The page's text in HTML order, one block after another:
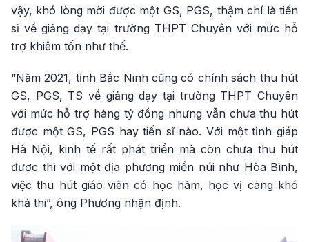
vậy, khó lòng mời được một GS, PGS, thậm chí là tiến
sĩ về giảng dạy tại trường THPT Chuyên với mức hỗ
trợ khiêm tốn như thế.
“Năm 2021, tỉnh Bắc Ninh cũng có chính sách thu hút
GS, PGS, TS về giảng dạy tại trường THPT Chuyên
với mức hỗ trợ hàng tỷ đồng nhưng vẫn chưa thu hút
được một GS, PGS hay tiến sĩ nào. Với một tỉnh giáp
Hà Nội, kinh tế rất phát triển mà còn chưa thu hút
được thì với một địa phương miền núi như Hòa Bình,
việc thu hút giáo viên có học hàm, học vị càng khó
khả thi”, ông Phương nhận định.